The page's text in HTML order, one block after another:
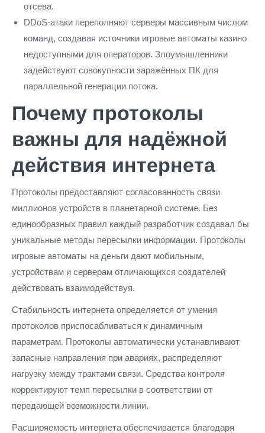
отсева.
DDoS-атаки переполняют серверы массивным числом
команд, создавая источники игровые автоматы казино
недоступными для операторов. Злоумышленники
задействуют совокупности заражённых ПК для
параллельной генерации потока.
Почему протоколы
важны для надёжной
действия интернета
Протоколы предоставляют согласованность связи
миллионов устройств в планетарной системе. Без
единообразных правил каждый разработчик создавал бы
уникальные методы пересылки информации. Протоколы
игровые автоматы на деньги дают мобильным,
устройствам и серверам отличающихся создателей
действовать взаимодействуя.
Стабильность интернета определяется от умения
протоколов приспосабливаться к динамичным
параметрам. Протоколы автоматически устанавливают
запасные направления при авариях, распределяют
нагрузку между трактами связи. Средства контроля
корректируют темп пересылки в соответствии от
передающей возможности линии.
Расширяемость интернета обеспечивается благодаря